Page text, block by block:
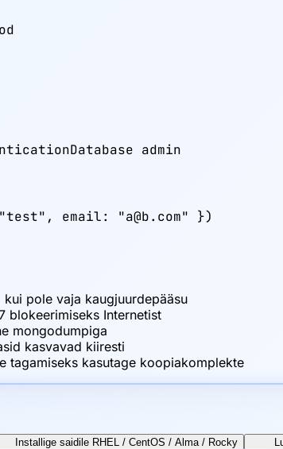
admin
email: "a@b.com" })
kui pole vaja kaugjuurdepääsu
blokeerimiseks Internetist
mongodumpiga
kasvavad kiiresti
tagamiseks kasutage koopiakomplekte
Installige saidile RHEL / CentOS / Alma / Rocky